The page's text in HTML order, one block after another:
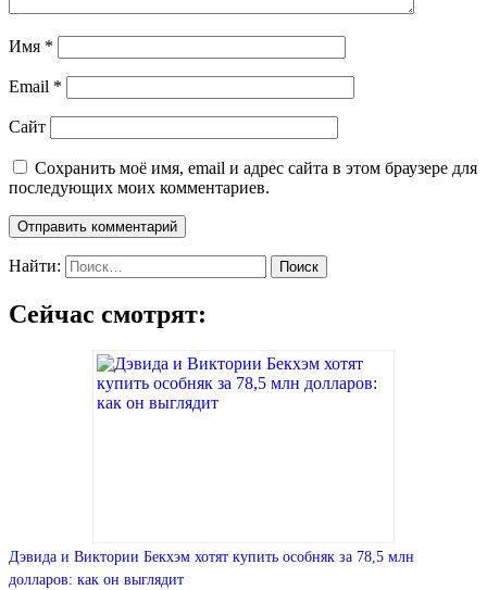
Имя *
Email *
Сайт
Сохранить моё имя, email и адрес сайта в этом браузере для
последующих моих комментариев.
Найти:
Сейчас смотрят:
Дэвида и Виктории Бекхэм хотят купить особняк за 78,5 млн
долларов: как он выглядит